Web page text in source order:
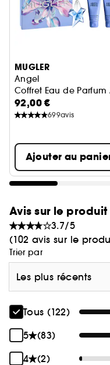
d'éclats argentés,
une puissance et
précieuse et
MUGLER
Angel
Coffret Eau de
92,00 €
699avis
Ajouter au
Avis sur le produit
3.7/5
(102 avis sur le
Trier par
Les plus récents
Tous (122)
5
(83)
4
(2)